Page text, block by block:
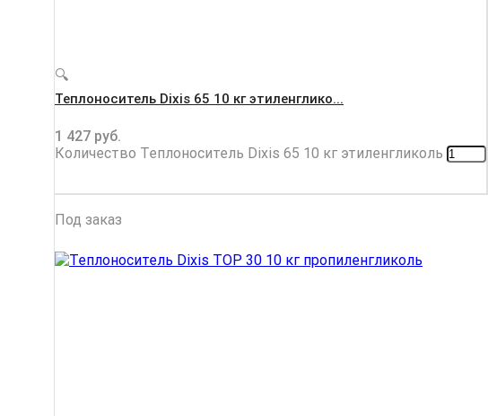
🔍
Теплоноситель Dixis 65 10 кг этиленглико...
1 427 руб.
Количество Теплоноситель Dixis 65 10 кг этиленгликоль
Под заказ